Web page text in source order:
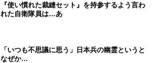
『使い慣れた裁縫セット』を持参するよう言わ
れた自衛隊員は…あ
「いつも不思議に思う」日本兵の幽霊というと
なぜか…